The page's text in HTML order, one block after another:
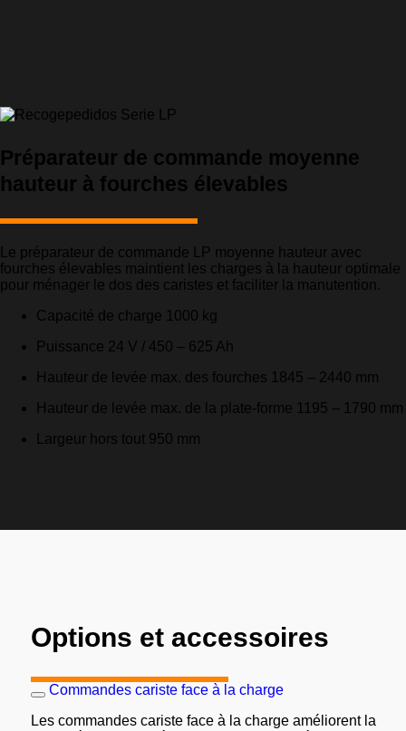
Préparateur de commande moyenne
hauteur à fourches élevables
Le préparateur de commande LP moyenne hauteur avec
fourches élevables maintient les charges à la hauteur optimale
pour ménager le dos des caristes et faciliter la manutention.
Capacité de charge 1000 kg
Puissance 24 V / 450 – 625 Ah
Hauteur de levée max. des fourches 1845 – 2440 mm
Hauteur de levée max. de la plate-forme 1195 – 1790 mm
Largeur hors tout 950 mm
Options et accessoires
Commandes cariste face à la charge
Les commandes cariste face à la charge améliorent la